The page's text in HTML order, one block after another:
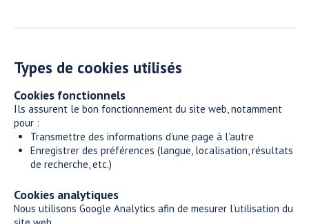
Types de cookies utilisés
Cookies fonctionnels
Ils assurent le bon fonctionnement du site web, notamment
pour :
Transmettre des informations d’une page à l’autre
Enregistrer des préférences (langue, localisation, résultats
de recherche, etc.)
Cookies analytiques
Nous utilisons Google Analytics afin de mesurer l’utilisation du